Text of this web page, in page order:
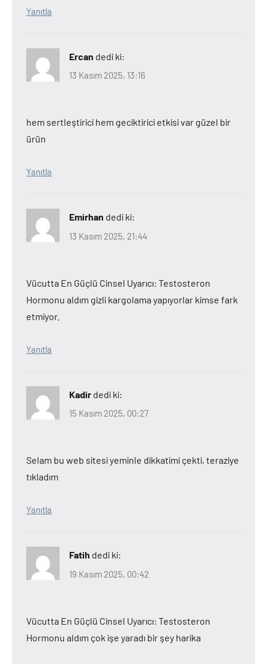
Yanıtla
Ercan dedi ki:
13 Kasım 2025, 13:16
hem sertleştirici hem geciktirici etkisi var güzel bir
ürün
Yanıtla
Emirhan dedi ki:
13 Kasım 2025, 21:44
Vücutta En Güçlü Cinsel Uyarıcı: Testosteron
Hormonu aldım gizli kargolama yapıyorlar kimse fark
etmiyor.
Yanıtla
Kadir dedi ki:
15 Kasım 2025, 00:27
Selam bu web sitesi yeminle dikkatimi çekti, teraziye
tıkladım
Yanıtla
Fatih dedi ki:
19 Kasım 2025, 00:42
Vücutta En Güçlü Cinsel Uyarıcı: Testosteron
Hormonu aldım çok işe yaradı bir şey harika